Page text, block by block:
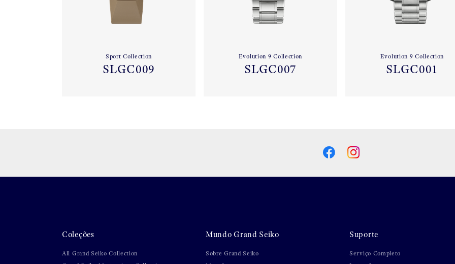
Sport Collection
SLGC009
Evolution 9 Collection
SLGC007
Evolution 9 Collection
SLGC001
Coleções
All Grand Seiko Collection
Mundo Grand Seiko
Sobre Grand Seiko
Suporte
Serviço Completo